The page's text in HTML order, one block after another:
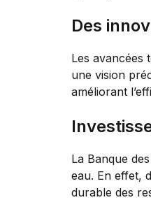
Des
Les avancées
une vision
améliorant
La Banque
eau. En effet,
durable des